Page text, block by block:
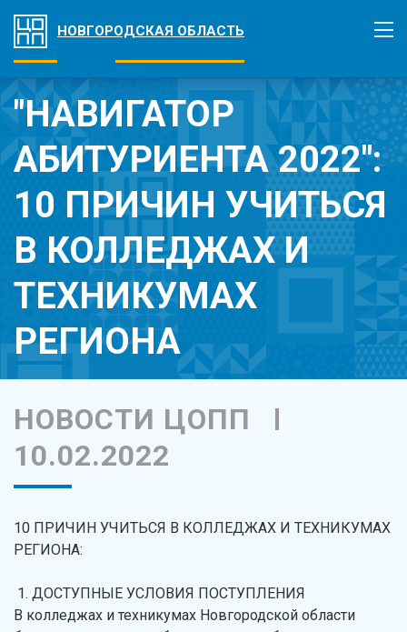
НОВГОРОДСКАЯ ОБЛАСТЬ
"НАВИГАТОР
АБИТУРИЕНТА 2022":
10 ПРИЧИН УЧИТЬСЯ
В КОЛЛЕДЖАХ И
ТЕХНИКУМАХ
РЕГИОНА
НОВОСТИ ЦОПП
10.02.2022
10 ПРИЧИН УЧИТЬСЯ В КОЛЛЕДЖАХ И ТЕХНИКУМАХ
РЕГИОНА:
1. ДОСТУПНЫЕ УСЛОВИЯ ПОСТУПЛЕНИЯ
В колледжах и техникумах Новгородской области